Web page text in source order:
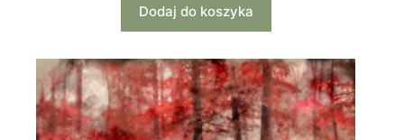
Dodaj do koszyka